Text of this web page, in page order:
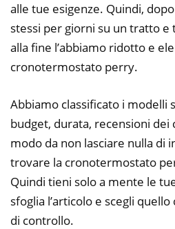
alle tue esigenze. Quindi,
stessi per giorni su un tratto
alla fine l’abbiamo ridotto e
cronotermostato perry.
Abbiamo classificato i modelli
budget, durata, recensioni dei
modo da non lasciare nulla di
trovare la cronotermostato
Quindi tieni solo a mente le
sfoglia l’articolo e scegli
di controllo.